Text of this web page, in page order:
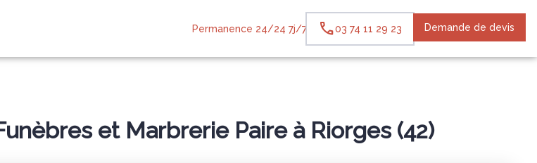
Permanence 24/24 7j/7 03 74 11 29 23 Demande de devis
et Marbrerie Paire à Riorges (42)